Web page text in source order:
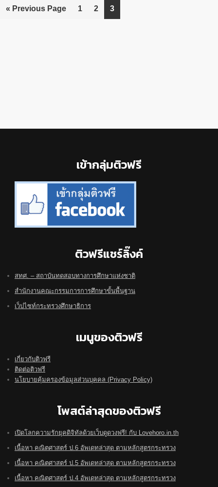
« Go
Previous Page
Go
1
Go
2
Go
to
3
เข้ากลุ่มติวฟรี
ติวฟรีแชร์ลิ๊งค์
สทศ. – สถาบันทดสอบทางการศึกษาแห่งชาติ
สำนักงานคณะกรรมการการศึกษาขั้นพื้นฐาน
เว็ปไซท์กระทรวงศึกษาธิการ
เมนูของติวฟรี
เกี่ยวกับติวฟรี
ติดต่อติวฟรี
นโยบายคุ้มครองข้อมูลส่วนบุคคล (Privacy Policy)
โพสต์ล่าสุดของติวฟรี
เปิดโลกความรักยุคดิจิทัลด้วยเว็บดูดวงฟรี! กับ Lovehoro.in.th
เนื้อหา คณิตศาสตร์ ป.6 อัพเดทล่าสุด ตามหลักสูตรกระทรวง
เนื้อหา คณิตศาสตร์ ป.5 อัพเดทล่าสุด ตามหลักสูตรกระทรวง
เนื้อหา คณิตศาสตร์ ป.4 อัพเดทล่าสุด ตามหลักสูตรกระทรวง